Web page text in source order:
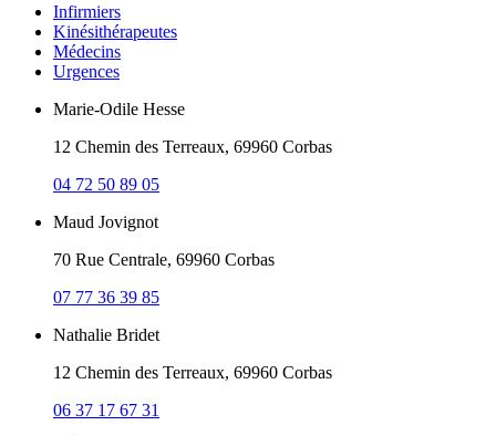
Infirmiers
Kinésithérapeutes
Médecins
Urgences
Marie-Odile Hesse
12 Chemin des Terreaux, 69960 Corbas
04 72 50 89 05
Maud Jovignot
70 Rue Centrale, 69960 Corbas
07 77 36 39 85
Nathalie Bridet
12 Chemin des Terreaux, 69960 Corbas
06 37 17 67 31